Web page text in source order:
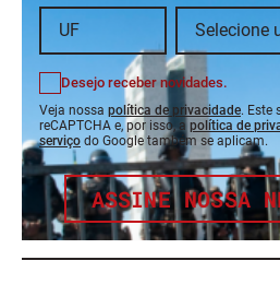
Desejo receber novidades.
Veja nossa política de privacidade. Este
reCAPTCHA e, por isso, a política de
serviço do Google também se aplicam.
ASSINE NOSSA